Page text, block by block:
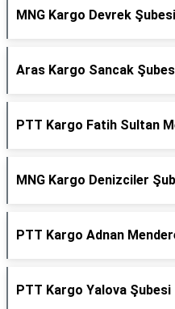
MNG Kargo Devrek Şubesi
Aras Kargo Sancak
PTT Kargo Fatih Sultan
MNG Kargo Denizciler
PTT Kargo Adnan
PTT Kargo Yalova Şubesi